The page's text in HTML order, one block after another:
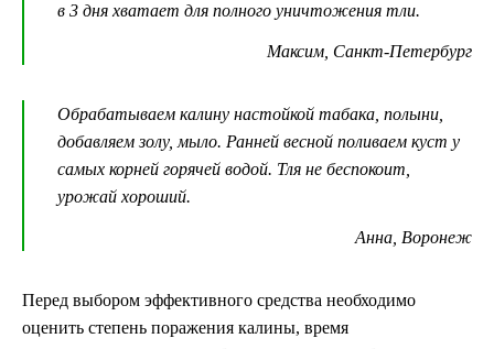
в 3 дня хватает для полного уничтожения тли.
Максим, Санкт-Петербург
Обрабатываем калину настойкой табака, полыни,
добавляем золу, мыло. Ранней весной поливаем куст у
самых корней горячей водой. Тля не беспокоит,
урожай хороший.
Анна, Воронеж
Перед выбором эффективного средства необходимо
оценить степень поражения калины, время